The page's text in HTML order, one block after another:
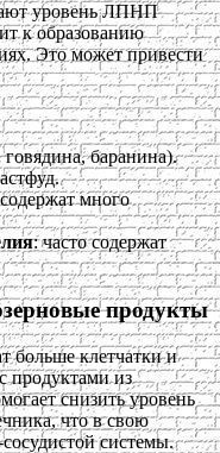
уровень ЛПНП
к образованию
Это может привести
баранина).
много
: часто содержат
продукты
больше клетчатки и
продуктами из
снизить уровень
что в свою
сосудистой системы.